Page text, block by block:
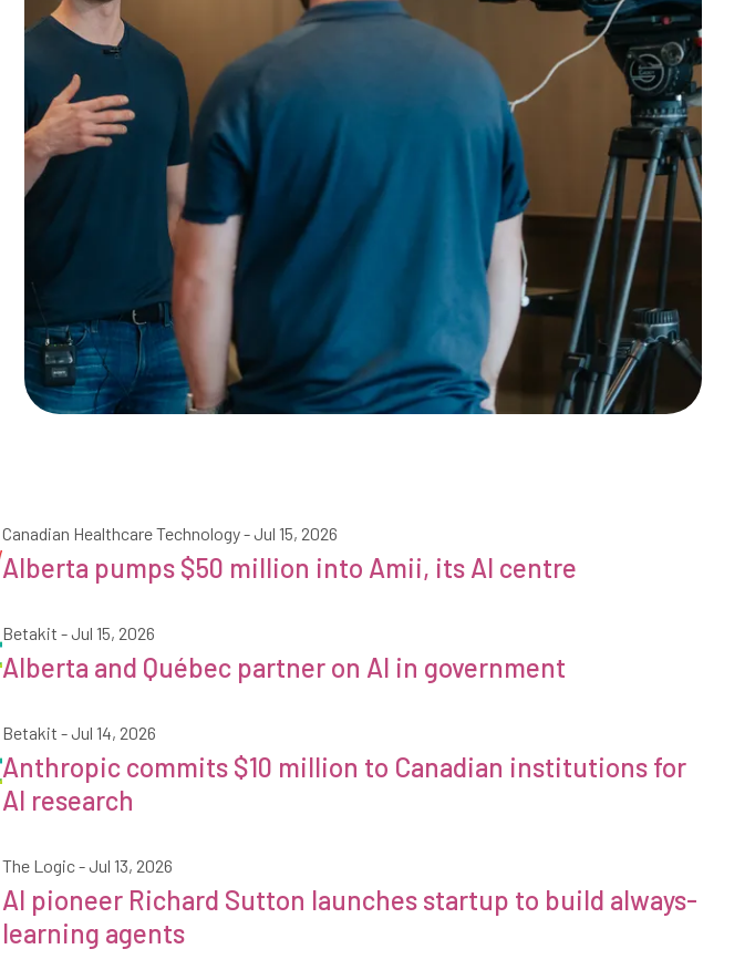
Technologie canadienne des soins de santé
Canadian Healthcare Technology- Jul 15, 2026
Alberta pumps $50 million into Amii, its AI centre
Betakit
Betakit - Jul 15, 2026
Alberta and Québec partner on AI in government
Betakit
Betakit - Jul 14, 2026
Anthropic commits $10 million to Canadian institutions for
AI research
La logique
The Logic- Jul 13, 2026
AI pioneer Richard Sutton launches startup to build always-
learning agents